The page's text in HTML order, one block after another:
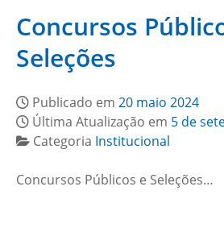
Concursos
Seleções
Publicado em 20 maio 2024
Última Atualização em 5 de
Categoria Institucional
Concursos Públicos e Seleções…